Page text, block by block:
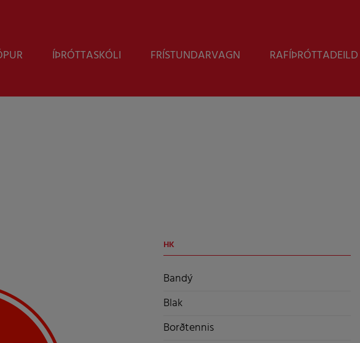
ÍÞRÓTTASKÓLI FRÍSTUNDARVAGN RAFÍÞRÓTTADEILD
Leita
HK
Bandý
Blak
Borðtennis